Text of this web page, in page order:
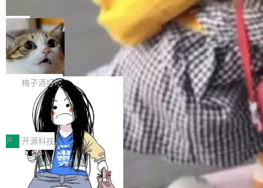
级应用，企业在规模化落地过程中，对安全性、
可控性和代码质量提出了更高要求。 首先是数据
安全与合规要求。对于大多数普通研发场景，公
有云模型能够满足快速试用和效率提升的需求。
但对于金融、能源、医疗等对数据安全要求较...
AI算力网关（AI创新平台）成功入选！ 随着各行
各业的Agent走向规模化建设，算力构成形态逐
渐丰富，用户关注的重点也在发生变化：不只是
让AI用起来，还要进一步看清混合算力时代下，
Token花在哪里、算力是否被充分利用，以及持
续增长的AI成本该如何优化。 深信服AI算力网关
正是围绕这些实际问题，从Token治理和成本治
理两个方面，让用户的每一份算力都看得清、管
得住、用得稳、省得下、更安全！ 一、从现在开
始，Token使用一目...
束，一个实验室的开始
Google 员工编号 20。MapReduce 作者之一。
Bigtable 作者之一。TensorFlow 的作者之一。
Gemini 的架构师。Google 首席科学家。 Jeff D
ean 在 Google 工作了 27 年后，宣布离职。 他
不是一个人走。一同离开的还有 Sanjay Ghema
wat（Google 员工编号 23，Jeff Dean 二十多
年的编程搭档，MapReduce 和 Bigtable 的共同
作者）、Quoc Le（Google 大脑核心成员，Se
q2Seq 和 DocAI 的共同发明人）以及 Oriol Vin
yals（Gemini 联合负责人，AlphaSta...
局
🔥 SolonCode v2026.8.4 发布：界面
字体可调、22 种语言、记忆搜索增强
打开终端就能上岗的全中文编码智能体，这一轮
把「看得清、用母语、记得住」三件事一次补
齐。 SolonCode 是什么 SolonCode 是杭州无
耳科技研发的企业级终端编码智能体——一位全
中文驱动的数字员工，自主理解需求、规划步
骤、编写代码。不挑模型、不挑平台，curl 一行
装完即用。 开源地址：Gitee · GitCode · GitHu
b 安装 支持 Java 8+（8~26）、macOS / Linu
x / Windows / Harmony PC。 # macOS / Linu
梅子酒好吃
让“代码语义理解”深度释放AI Coding
价值潜能：华为云码道（CodeArts）
代码仓技术解析
一、代码仓深度理解技术的作用与价值 在软件工
程实践中，代码仓是企业核心知识资产的主要载
体。企业级代码仓库通常包含数十万乃至数百万
个文件，其规模远超单次模型调用可承载的上下
文窗口。随着项目规模的持续扩张与代码历史的
开 开源科技
一条“删库”命令跑 17 小时，算法工程
师删光 89TB 数据只为干私活
最高人民检察院8月4日公布了一起案件：北京一